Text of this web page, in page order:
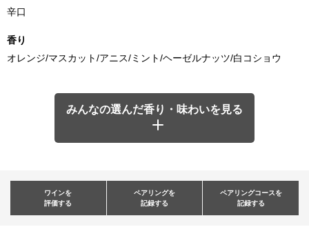
辛口
香り
オレンジ/マスカット/アニス/ミント/ヘーゼルナッツ/白コショウ
みんなの選んだ香り・味わいを見る
ワインを
評価する
ペアリングを
記録する
ペアリングコースを
記録する